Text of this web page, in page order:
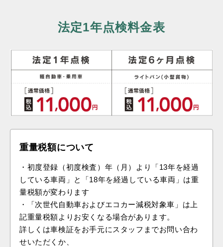
法定1年点検料金表
重量税額について
・初度登録（初度検査）年（月）より「13年を経過
している車両」と「18年を経過している車両」は重
量税額が変わります
・「次世代自動車およびエコカー減税対象車」は上
記重量税額よりお安くなる場合があります。
詳しくは車検証をお手元にスタッフまでお問い合わ
せいただくか、